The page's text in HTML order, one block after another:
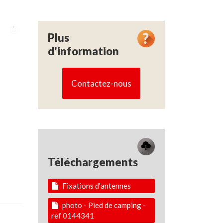
Plus
d'information
Contactez-nous
Téléchargements
Fixations d'antennes
photo - Pied de camping -
ref 0144341